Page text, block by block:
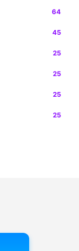
64
45
25
25
25
25